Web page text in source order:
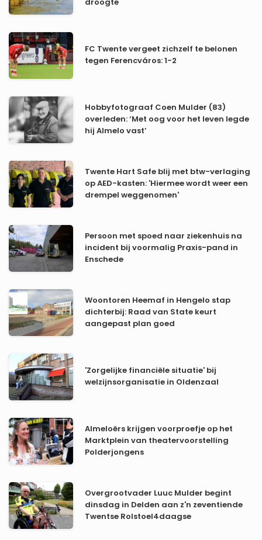
droogte
FC Twente vergeet zichzelf te belonen
tegen Ferencváros: 1-2
Hobbyfotograaf Coen Mulder (83)
overleden: ‘Met oog voor het leven legde
hij Almelo vast’
Twente Hart Safe blij met btw-verlaging
op AED-kasten: 'Hiermee wordt weer een
drempel weggenomen'
Persoon met spoed naar ziekenhuis na
incident bij voormalig Praxis-pand in
Enschede
Woontoren Heemaf in Hengelo stap
dichterbij: Raad van State keurt
aangepast plan goed
'Zorgelijke financiële situatie' bij
welzijnsorganisatie in Oldenzaal
Almeloërs krijgen voorproefje op het
Marktplein van theatervoorstelling
Polderjongens
Overgrootvader Luuc Mulder begint
dinsdag in Delden aan z'n zeventiende
Twentse Rolstoel4daagse